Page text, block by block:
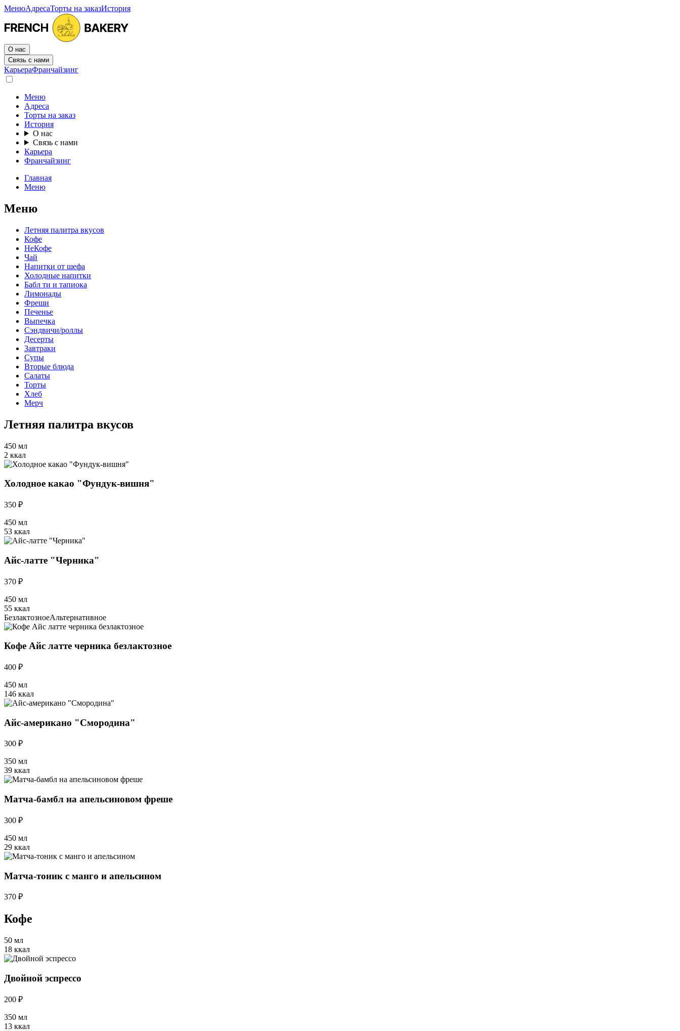
МенюАдресаТорты на заказИстория
О нас
Связь с нами
КарьераФранчайзинг
Меню
Адреса
Торты на заказ
История
О нас
Связь с нами
Карьера
Франчайзинг
Главная
Меню
Меню
Летняя палитра вкусов
Кофе
НеКофе
Чай
Напитки от шефа
Холодные напитки
Бабл ти и тапиока
Лимонады
Фреши
Печенье
Выпечка
Сэндвичи/роллы
Десерты
Завтраки
Супы
Вторые блюда
Салаты
Торты
Хлеб
Мерч
Летняя палитра вкусов
450 мл
2 ккал
Холодное какао "Фундук-вишня"
350 ₽
450 мл
53 ккал
Айс-латте "Черника"
370 ₽
450 мл
55 ккал
БезлактозноеАльтернативное
Кофе Айс латте черника безлактозное
400 ₽
450 мл
146 ккал
Айс-американо "Смородина"
300 ₽
350 мл
39 ккал
Матча-бамбл на апельсиновом фреше
300 ₽
450 мл
29 ккал
Матча-тоник с манго и апельсином
370 ₽
Кофе
50 мл
18 ккал
Двойной эспрессо
200 ₽
350 мл
13 ккал